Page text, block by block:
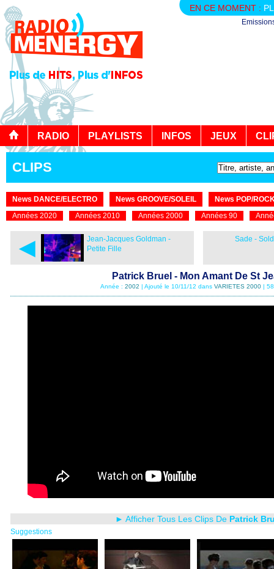
EN CE MOMENT :
RADIO PLAYLISTS INFOS JEUX
CLIPS
News DANCE/ELECTRO News GROOVE/SOLEIL
News POP/
Années 2020
Années 2010 Années 2000 Années 90
◄
Jean-Jacques Goldman -
Petite Fille
Sade -
Patrick Bruel - Mon Amant De St
Année : 2002 | Ajouté le 10/11/12 dans VARIETES 2000 |
► Afficher Tous Les Clips De Patrick
Suggestions